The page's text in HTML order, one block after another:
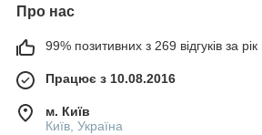
Про нас
99% позитивних з 269 відгуків за рік
Працює з 10.08.2016
м. Київ
Київ, Україна